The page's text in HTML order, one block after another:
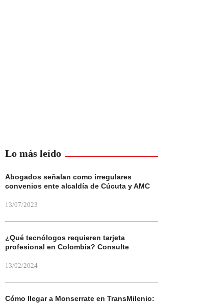
Lo más leído
Abogados señalan como irregulares
convenios ente alcaldía de Cúcuta y AMC
13/07/2023
¿Qué tecnólogos requieren tarjeta
profesional en Colombia? Consulte
13/02/2024
Cómo llegar a Monserrate en TransMilenio: